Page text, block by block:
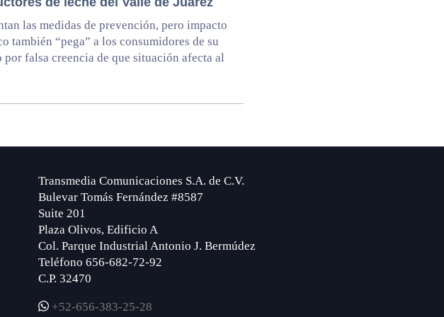
las medidas de prevención, pero impacto
también “pega” a los consumidores de su
por falsa creencia de que situación afecta al
Transmedia Comunicaciones S.A. de C.V.
Bulevar Tomás Fernández #8587
Suite 201
Plaza Olivos, Edificio A
Col. Parque Industrial Antonio J. Bermúdez
Teléfono 656-682-72-92
C.P. 32470
+52-656-383-25-28